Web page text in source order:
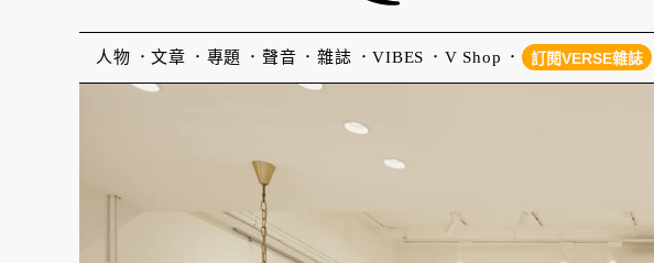
人物 文章 專題 聲音 雜誌 VIBES V Shop 訂閱VERSE雜誌